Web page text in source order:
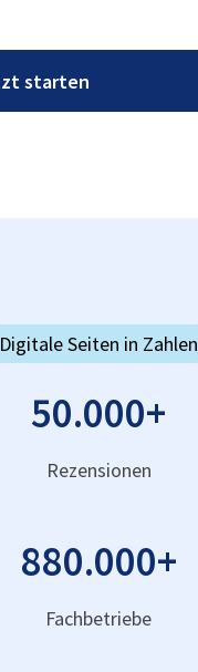
Digitale Seiten in Zahlen
50.000+
Rezensionen
880.000+
Fachbetriebe